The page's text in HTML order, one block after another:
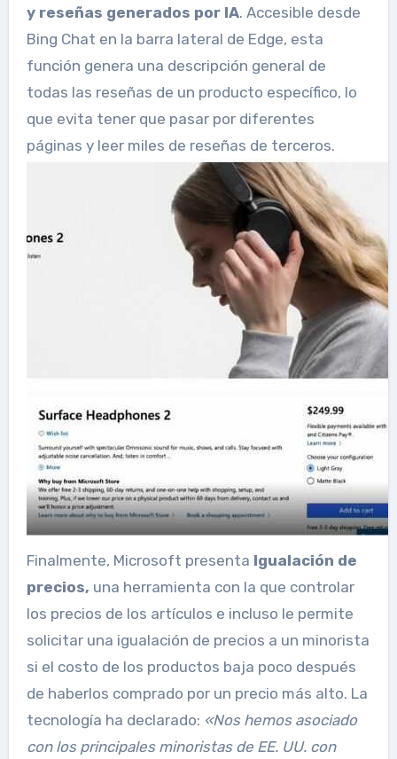
y reseñas generados por IA. Accesible desde
Bing Chat en la barra lateral de Edge, esta
función genera una descripción general de
todas las reseñas de un producto específico, lo
que evita tener que pasar por diferentes
páginas y leer miles de reseñas de terceros.
Finalmente, Microsoft presenta Igualación de
precios, una herramienta con la que controlar
los precios de los artículos e incluso le permite
solicitar una igualación de precios a un minorista
si el costo de los productos baja poco después
de haberlos comprado por un precio más alto. La
tecnología ha declarado: «Nos hemos asociado
con los principales minoristas de EE. UU. con